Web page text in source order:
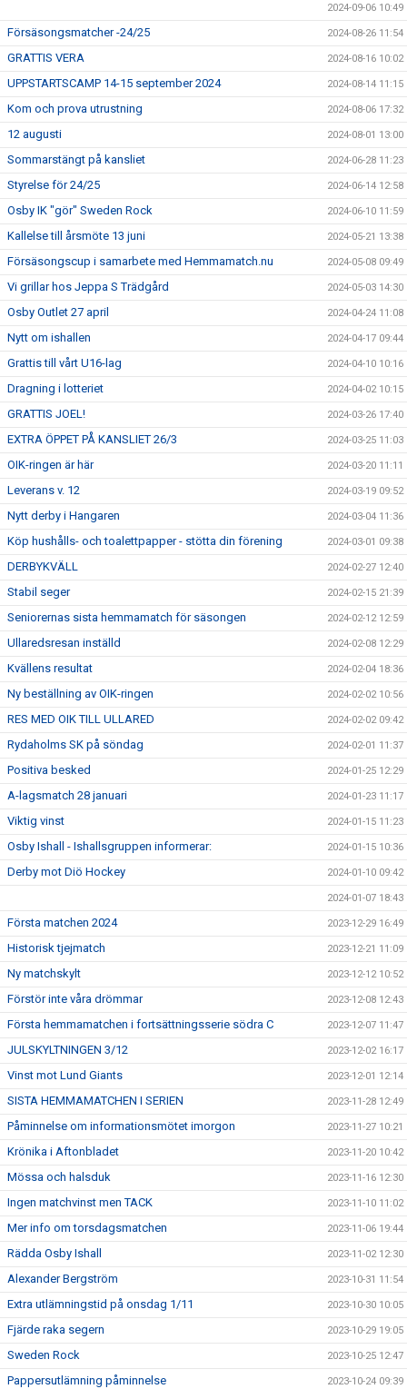
2024-09-06 10:49
Försäsongsmatcher -24/25 2024-08-26 11:54
GRATTIS VERA 2024-08-16 10:02
UPPSTARTSCAMP 14-15 september 2024 2024-08-14 11:15
Kom och prova utrustning 2024-08-06 17:32
12 augusti 2024-08-01 13:00
Sommarstängt på kansliet 2024-06-28 11:23
Styrelse för 24/25 2024-06-14 12:58
Osby IK "gör" Sweden Rock 2024-06-10 11:59
Kallelse till årsmöte 13 juni 2024-05-21 13:38
Försäsongscup i samarbete med Hemmamatch.nu 2024-05-08 09:49
Vi grillar hos Jeppa S Trädgård 2024-05-03 14:30
Osby Outlet 27 april 2024-04-24 11:08
Nytt om ishallen 2024-04-17 09:44
Grattis till vårt U16-lag 2024-04-10 10:16
Dragning i lotteriet 2024-04-02 10:15
GRATTIS JOEL! 2024-03-26 17:40
EXTRA ÖPPET PÅ KANSLIET 26/3 2024-03-25 11:03
OIK-ringen är här 2024-03-20 11:11
Leverans v. 12 2024-03-19 09:52
Nytt derby i Hangaren 2024-03-04 11:36
Köp hushålls- och toalettpapper - stötta din förening 2024-03-01 09:38
DERBYKVÄLL 2024-02-27 12:40
Stabil seger 2024-02-15 21:39
Seniorernas sista hemmamatch för säsongen 2024-02-12 12:59
Ullaredsresan inställd 2024-02-08 12:29
Kvällens resultat 2024-02-04 18:36
Ny beställning av OIK-ringen 2024-02-02 10:56
RES MED OIK TILL ULLARED 2024-02-02 09:42
Rydaholms SK på söndag 2024-02-01 11:37
Positiva besked 2024-01-25 12:29
A-lagsmatch 28 januari 2024-01-23 11:17
Viktig vinst 2024-01-15 11:23
Osby Ishall - Ishallsgruppen informerar: 2024-01-15 10:36
Derby mot Diö Hockey 2024-01-10 09:42
2024-01-07 18:43
Första matchen 2024 2023-12-29 16:49
Historisk tjejmatch 2023-12-21 11:09
Ny matchskylt 2023-12-12 10:52
Förstör inte våra drömmar 2023-12-08 12:43
Första hemmamatchen i fortsättningsserie södra C 2023-12-07 11:47
JULSKYLTNINGEN 3/12 2023-12-02 16:17
Vinst mot Lund Giants 2023-12-01 12:14
SISTA HEMMAMATCHEN I SERIEN 2023-11-28 12:49
Påminnelse om informationsmötet imorgon 2023-11-27 10:21
Krönika i Aftonbladet 2023-11-20 10:42
Mössa och halsduk 2023-11-16 12:30
Ingen matchvinst men TACK 2023-11-10 11:02
Mer info om torsdagsmatchen 2023-11-06 19:44
Rädda Osby Ishall 2023-11-02 12:30
Alexander Bergström 2023-10-31 11:54
Extra utlämningstid på onsdag 1/11 2023-10-30 10:05
Fjärde raka segern 2023-10-29 19:05
Sweden Rock 2023-10-25 12:47
Pappersutlämning påminnelse 2023-10-24 09:39